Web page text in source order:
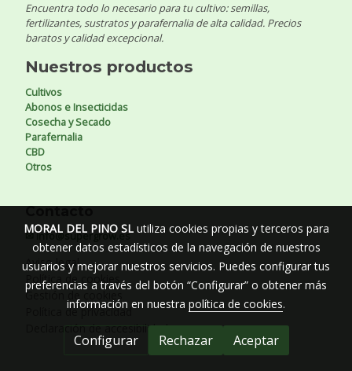
Encuentra todo lo necesario para tu cultivo: semillas,
fertilizantes, sustratos y parafernalia de alta calidad. Precios
baratos y calidad excepcional.
Nuestros productos
Cultivos
Abonos e Insecticidas
Cosecha y Secado
Parafernalia
CBD
Otros
Contacto
✉ info@supergrow.es
Aviso legal
Política de cookies
Gestión de cookies
Política de privacidad
Declaración de accesibilidad
MORAL DEL PINO SLutiliza cookies propias y terceros para
obtener datos estadísticos de la navegación de nuestros
usuarios y mejorar nuestros servicios. Puedes configurar tus
preferencias a través del botón “Configurar” o obtener más
información en nuestra política de cookies.
Configurar Rechazar Aceptar